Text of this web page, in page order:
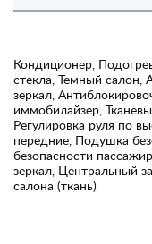
Кондиционер,
стекла, Темный салон,
зеркал,
иммобилайзер,
Регулировка руля по
передние, Подушка
безопасности
зеркал, Центральный
салона (ткань)